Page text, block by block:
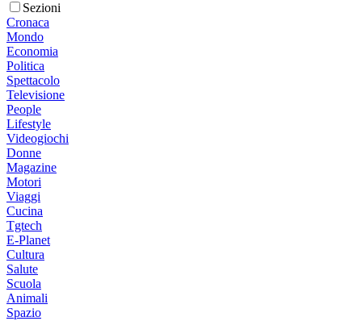
Sezioni
Cronaca
Mondo
Economia
Politica
Spettacolo
Televisione
People
Lifestyle
Videogiochi
Donne
Magazine
Motori
Viaggi
Cucina
Tgtech
E-Planet
Cultura
Salute
Scuola
Animali
Spazio